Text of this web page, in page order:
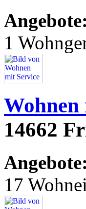
Angebote:
1
Wohnen
14662
Angebote:
17